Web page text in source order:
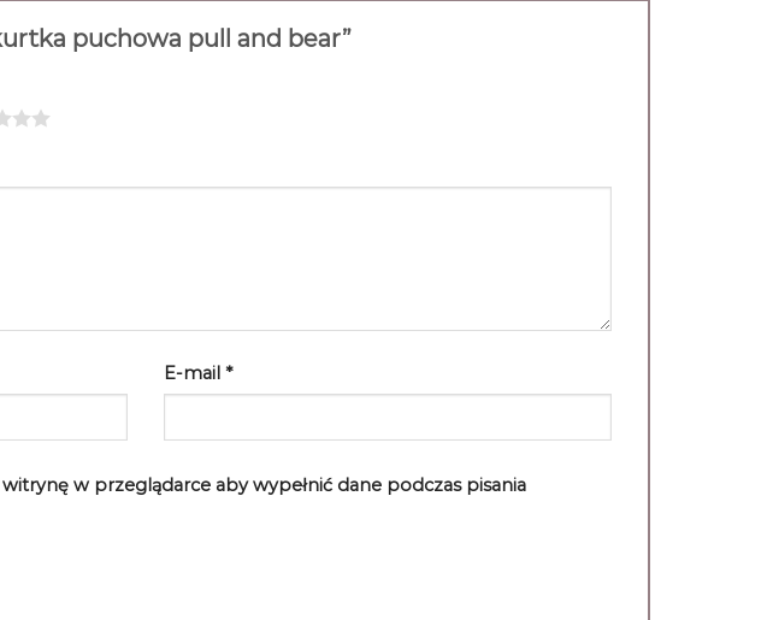
puchowa pull and bear”
E-mail *
w przeglądarce aby wypełnić dane podczas pisania